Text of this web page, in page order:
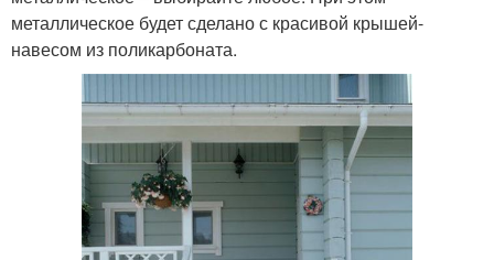
металлическое будет сделано с красивой крышей-
навесом из поликарбоната.